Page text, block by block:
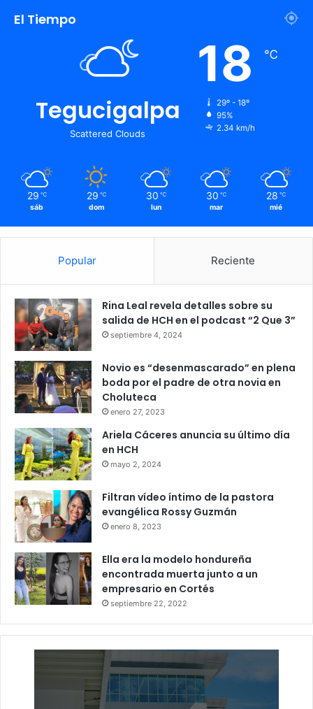
El Tiempo
Tegucigalpa
Scattered Clouds
18 ℃
29º - 18º
95%
2.34 km/h
29 ℃
sáb
29 ℃
dom
30 ℃
lun
30 ℃
mar
28 ℃
mié
Popular Reciente
Rina Leal revela detalles sobre su
salida de HCH en el podcast “2 Que 3”
septiembre 4, 2024
Novio es “desenmascarado” en plena
boda por el padre de otra novia en
Choluteca
enero 27, 2023
Ariela Cáceres anuncia su último día
en HCH
mayo 2, 2024
Filtran vídeo íntimo de la pastora
evangélica Rossy Guzmán
enero 8, 2023
Ella era la modelo hondureña
encontrada muerta junto a un
empresario en Cortés
septiembre 22, 2022